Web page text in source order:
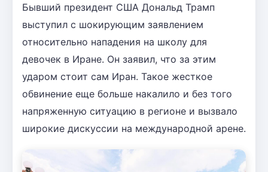
Бывший президент США Дональд Трамп
выступил с шокирующим заявлением
относительно нападения на школу для
девочек в Иране. Он заявил, что за этим
ударом стоит сам Иран. Такое жесткое
обвинение еще больше накалило и без того
напряженную ситуацию в регионе и вызвало
широкие дискуссии на международной арене.